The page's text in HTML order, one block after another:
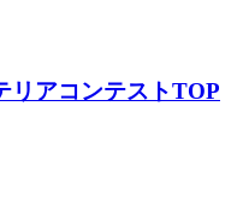
リアコンテストTOP